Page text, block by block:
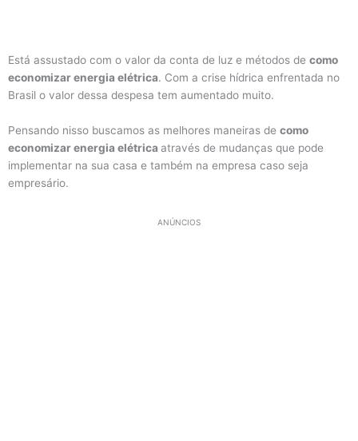
Está assustado com o valor da conta de luz e métodos de como
economizar energia elétrica. Com a crise hídrica enfrentada no
Brasil o valor dessa despesa tem aumentado muito.
Pensando nisso buscamos as melhores maneiras de como
economizar energia elétrica através de mudanças que pode
implementar na sua casa e também na empresa caso seja
empresário.
ANÚNCIOS